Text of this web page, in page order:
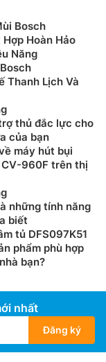
Bosch
Hoàn Hảo
Năng
Thanh Lịch Và
thủ đắc lực cho
của bạn
máy hút bụi
960F trên thị
những tính năng
biết
tủ DFS097K51
phẩm phù hợp
bạn?
nhất
Đăng ký